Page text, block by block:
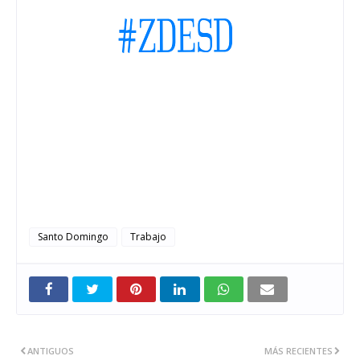
Santo Domingo Trabajo
MÁS RECIENTES
ANTIGUOS